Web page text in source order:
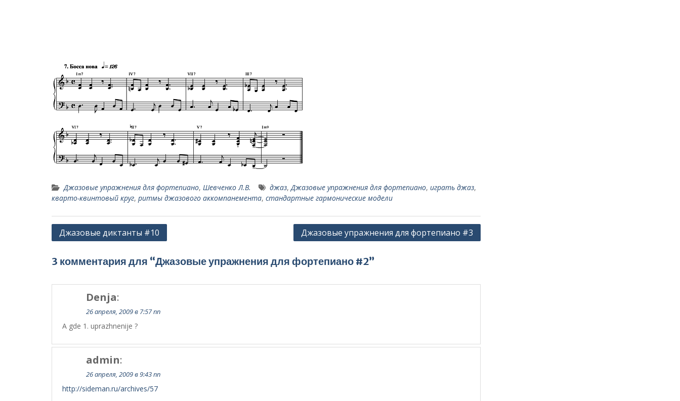
Джазовые упражнения для фортепиано, Шевченко Л.В. джаз,Джазовые упражнения для фортепиано, играть джаз,
кварто-квинтовый круг, ритмы джазового аккомпанемента, стандартные гармонические модели
Навигация
записям
Джазовые диктанты #10 Джазовые упражнения для фортепиано #3
3 комментария для “Джазовые упражнения для фортепиано #2”
Denja:
26 апреля, 2009 в 7:57 пп
A gde 1. uprazhnenije ?
admin:
26 апреля, 2009 в 9:43 пп
http://sideman.ru/archives/57